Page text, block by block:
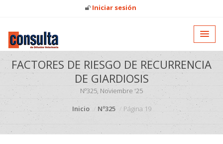
Iniciar sesión
FACTORES DE RIESGO DE RECURRENCIA
DE GIARDIOSIS
Nº325, Noviembre '25
Inicio
Nº325 Página 19